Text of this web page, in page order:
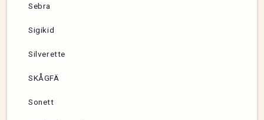
Sebra
Sigikid
Silverette
SKÅGFÄ
Sonett